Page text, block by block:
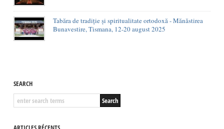
Tabăra de tradiție și spiritualitate ortodoxă - Mănăstirea
Bunavestire, Tismana, 12-20 august 2025
SEARCH